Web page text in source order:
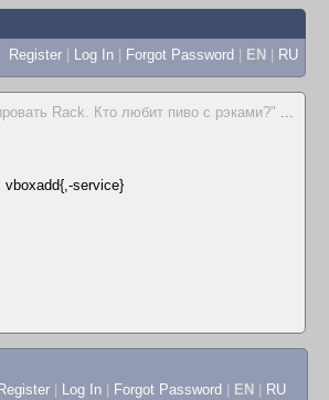
Register | Log In | Forgot Password | EN | RU
Rack. Кто любит пиво с рэками?" ...
vboxadd{,-service}
Register Log In Forgot Password EN RU